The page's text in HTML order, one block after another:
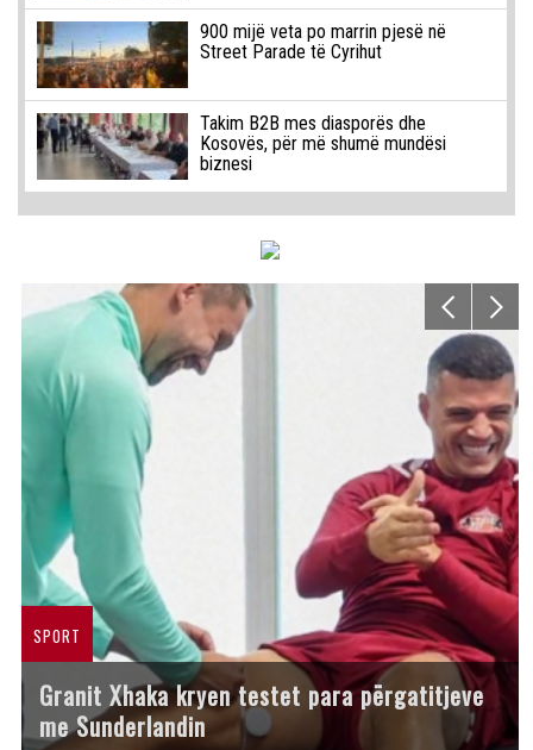
900 mijë veta po marrin pjesë në
Street Parade të Cyrihut
Takim B2B mes diasporës dhe
Kosovës, për më shumë mundësi
biznesi
SPORT
Granit Xhaka kryen testet para përgatitjeve
me Sunderlandin